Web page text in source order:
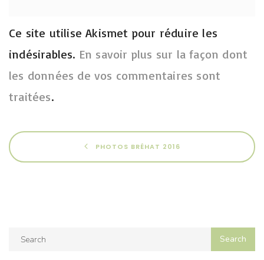
Ce site utilise Akismet pour réduire les
indésirables. En savoir plus sur la façon dont
les données de vos commentaires sont
traitées.
PHOTOS BRÉHAT 2016